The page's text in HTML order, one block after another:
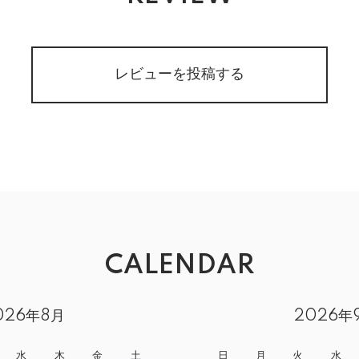
レビューを投稿する
CALENDAR
年8月
水 木 金 土
2026年
日 月 火 水